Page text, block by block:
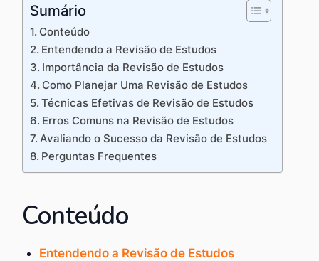
Sumário
Conteúdo
Entendendo a Revisão de Estudos
Importância da Revisão de Estudos
Como Planejar Uma Revisão de Estudos
Técnicas Efetivas de Revisão de Estudos
Erros Comuns na Revisão de Estudos
Avaliando o Sucesso da Revisão de Estudos
Perguntas Frequentes
Conteúdo
Entendendo a Revisão de Estudos